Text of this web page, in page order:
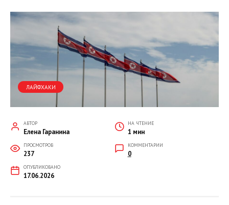
ЛАЙФХАКИ
АВТОР
Елена Гаранина
НА ЧТЕНИЕ
1 мин
ПРОСМОТРОВ
237
КОММЕНТАРИИ
0
ОПУБЛИКОВАНО
17.06.2026